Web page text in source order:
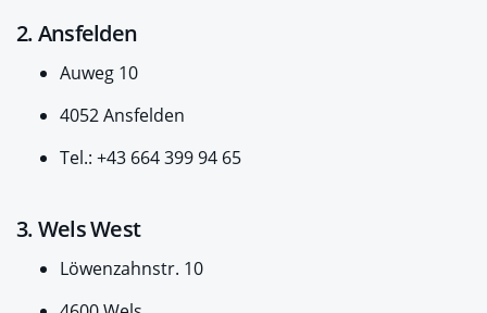
2. Ansfelden
Auweg 10
4052 Ansfelden
Tel.: +43 664 399 94 65
3. Wels West
Löwenzahnstr. 10